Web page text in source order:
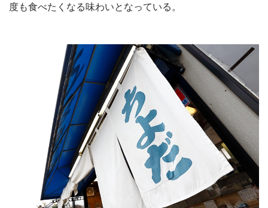
度も食べたくなる味わいとなっている。